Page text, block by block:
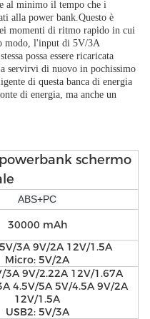
al minimo il tempo che i
alla power bank.Questo è
momenti di ritmo rapido in cui
modo, l'input di 5V/3A
possa essere ricaricata
a servirvi di nuovo in pochissimo
di questa banca di energia
di energia, ma anche un
schermo
ABS+PC
30000 mAh
3A 9V/2A 12V/1.5A
Micro: 5V/2A
3A 9V/2.22A 12V/1.67A
4.5V/5A 5V/4.5A 9V/2A
12V/1.5A
USB2: 5V/3A